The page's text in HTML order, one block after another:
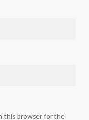
this browser for the